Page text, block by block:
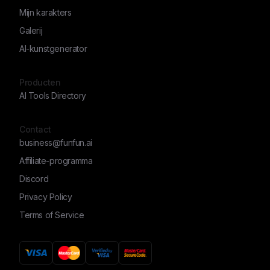
Mijn karakters
Galerij
AI-kunstgenerator
Producten
AI Tools Directory
Contact
business@funfun.ai
Affiliate-programma
Discord
Privacy Policy
Terms of Service